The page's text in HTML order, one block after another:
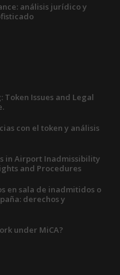
análisis jurídico y
Token Issues and Legal
con el token y análisis
in Airport Inadmissibility
and Procedures
en sala de inadmitidos o
derechos y
under MiCA?